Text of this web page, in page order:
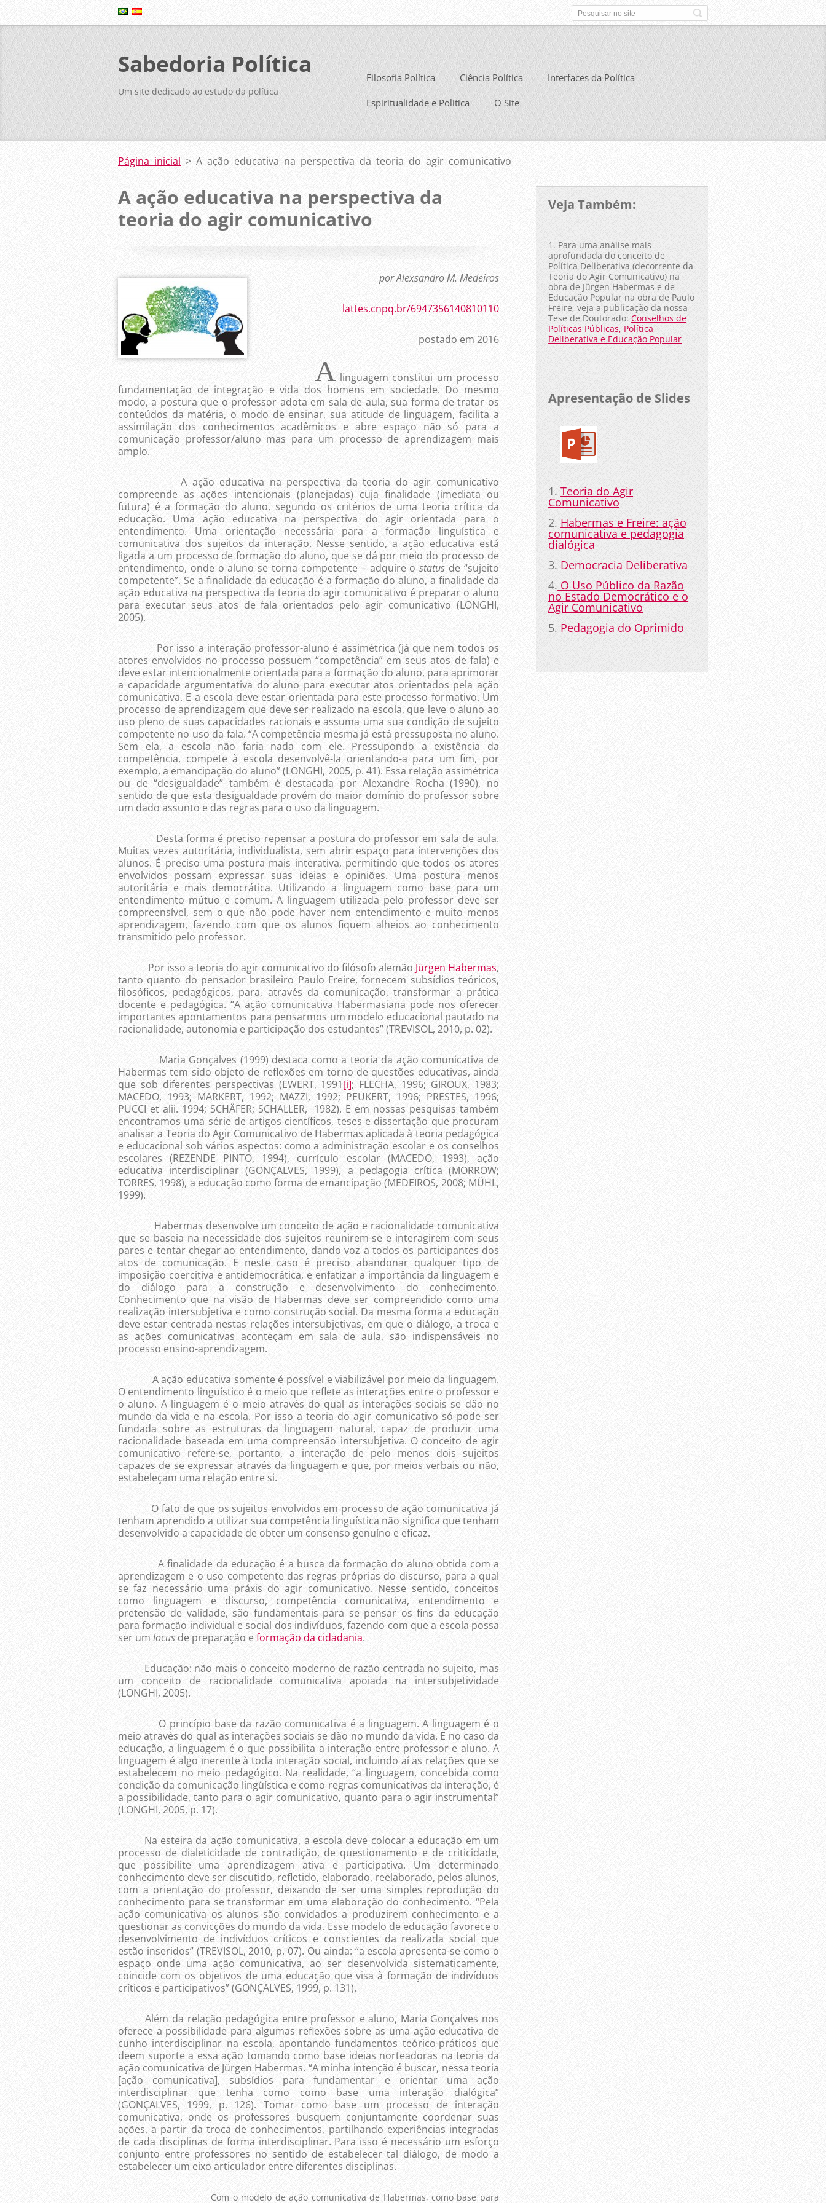
Sabedoria Política
Um site dedicado ao estudo da política
Filosofia Política Ciência Política Interfaces da Política
Espiritualidade e Política O Site
Página inicial > A ação educativa na perspectiva da teoria do agir comunicativo
A ação educativa na perspectiva da
teoria do agir comunicativo
por Alexsandro M. Medeiros
lattes.cnpq.br/6947356140810110
postado em 2016
A linguagem constitui um processo
fundamentação de integração e vida dos homens em sociedade. Do mesmo
modo, a postura que o professor adota em sala de aula, sua forma de tratar os
conteúdos da matéria, o modo de ensinar, sua atitude de linguagem, facilita a
assimilação dos conhecimentos acadêmicos e abre espaço não só para a
comunicação professor/aluno mas para um processo de aprendizagem mais
amplo.
A ação educativa na perspectiva da teoria do agir comunicativo
compreende as ações intencionais (planejadas) cuja finalidade (imediata ou
futura) é a formação do aluno, segundo os critérios de uma teoria crítica da
educação. Uma ação educativa na perspectiva do agir orientada para o
entendimento. Uma orientação necessária para a formação linguística e
comunicativa dos sujeitos da interação. Nesse sentido, a ação educativa está
ligada a um processo de formação do aluno, que se dá por meio do processo de
entendimento, onde o aluno se torna competente – adquire ostatus de “sujeito
competente”. Se a finalidade da educação é a formação do aluno, a finalidade da
ação educativa na perspectiva da teoria do agir comunicativo é preparar o aluno
para executar seus atos de fala orientados pelo agir comunicativo (LONGHI,
2005).
Por isso a interação professor-aluno é assimétrica (já que nem todos os
atores envolvidos no processo possuem “competência” em seus atos de fala) e
deve estar intencionalmente orientada para a formação do aluno, para aprimorar
a capacidade argumentativa do aluno para executar atos orientados pela ação
comunicativa. E a escola deve estar orientada para este processo formativo. Um
processo de aprendizagem que deve ser realizado na escola, que leve o aluno ao
uso pleno de suas capacidades racionais e assuma uma sua condição de sujeito
competente no uso da fala. “A competência mesma já está pressuposta no aluno.
Sem ela, a escola não faria nada com ele. Pressupondo a existência da
competência, compete à escola desenvolvê-la orientando-a para um fim, por
exemplo, a emancipação do aluno” (LONGHI, 2005, p. 41). Essa relação assimétrica
ou de “desigualdade” também é destacada por Alexandre Rocha (1990), no
sentido de que esta desigualdade provém do maior domínio do professor sobre
um dado assunto e das regras para o uso da linguagem.
Desta forma é preciso repensar a postura do professor em sala de aula.
Muitas vezes autoritária, individualista, sem abrir espaço para intervenções dos
alunos. É preciso uma postura mais interativa, permitindo que todos os atores
envolvidos possam expressar suas ideias e opiniões. Uma postura menos
autoritária e mais democrática. Utilizando a linguagem como base para um
entendimento mútuo e comum. A linguagem utilizada pelo professor deve ser
compreensível, sem o que não pode haver nem entendimento e muito menos
aprendizagem, fazendo com que os alunos fiquem alheios ao conhecimento
transmitido pelo professor.
Por isso a teoria do agir comunicativo do filósofo alemão Jürgen Habermas,
tanto quanto do pensador brasileiro Paulo Freire, fornecem subsídios teóricos,
filosóficos, pedagógicos, para, através da comunicação, transformar a prática
docente e pedagógica. “A ação comunicativa Habermasiana pode nos oferecer
importantes apontamentos para pensarmos um modelo educacional pautado na
racionalidade, autonomia e participação dos estudantes” (TREVISOL, 2010, p. 02).
Maria Gonçalves (1999) destaca como a teoria da ação comunicativa de
Habermas tem sido objeto de reflexões em torno de questões educativas, ainda
que sob diferentes perspectivas (EWERT, 1991[i]; FLECHA, 1996; GIROUX, 1983;
MACEDO, 1993; MARKERT, 1992; MAZZI, 1992; PEUKERT, 1996; PRESTES, 1996;
PUCCI et alii. 1994; SCHÄFER; SCHALLER, 1982). E em nossas pesquisas também
encontramos uma série de artigos científicos, teses e dissertação que procuram
analisar a Teoria do Agir Comunicativo de Habermas aplicada à teoria pedagógica
e educacional sob vários aspectos: como a administração escolar e os conselhos
escolares (REZENDE PINTO, 1994), currículo escolar (MACEDO, 1993), ação
educativa interdisciplinar (GONÇALVES, 1999), a pedagogia crítica (MORROW;
TORRES, 1998), a educação como forma de emancipação (MEDEIROS, 2008; MÜHL,
1999).
Habermas desenvolve um conceito de ação e racionalidade comunicativa
que se baseia na necessidade dos sujeitos reunirem-se e interagirem com seus
pares e tentar chegar ao entendimento, dando voz a todos os participantes dos
atos de comunicação. E neste caso é preciso abandonar qualquer tipo de
imposição coercitiva e antidemocrática, e enfatizar a importância da linguagem e
do diálogo para a construção e desenvolvimento do conhecimento.
Conhecimento que na visão de Habermas deve ser compreendido como uma
realização intersubjetiva e como construção social. Da mesma forma a educação
deve estar centrada nestas relações intersubjetivas, em que o diálogo, a troca e
as ações comunicativas aconteçam em sala de aula, são indispensáveis no
processo ensino-aprendizagem.
A ação educativa somente é possível e viabilizável por meio da linguagem.
O entendimento linguístico é o meio que reflete as interações entre o professor e
o aluno. A linguagem é o meio através do qual as interações sociais se dão no
mundo da vida e na escola. Por isso a teoria do agir comunicativo só pode ser
fundada sobre as estruturas da linguagem natural, capaz de produzir uma
racionalidade baseada em uma compreensão intersubjetiva. O conceito de agir
comunicativo refere-se, portanto, a interação de pelo menos dois sujeitos
capazes de se expressar através da linguagem e que, por meios verbais ou não,
estabeleçam uma relação entre si.
O fato de que os sujeitos envolvidos em processo de ação comunicativa já
tenham aprendido a utilizar sua competência linguística não significa que tenham
desenvolvido a capacidade de obter um consenso genuíno e eficaz.
A finalidade da educação é a busca da formação do aluno obtida com a
aprendizagem e o uso competente das regras próprias do discurso, para a qual
se faz necessário uma práxis do agir comunicativo. Nesse sentido, conceitos
como linguagem e discurso, competência comunicativa, entendimento e
pretensão de validade, são fundamentais para se pensar os fins da educação
para formação individual e social dos indivíduos, fazendo com que a escola possa
ser um locusde preparação e formação da cidadania.
Educação: não mais o conceito moderno de razão centrada no sujeito, mas
um conceito de racionalidade comunicativa apoiada na intersubjetividade
(LONGHI, 2005).
O princípio base da razão comunicativa é a linguagem. A linguagem é o
meio através do qual as interações sociais se dão no mundo da vida. E no caso da
educação, a linguagem é o que possibilita a interação entre professor e aluno. A
linguagem é algo inerente à toda interação social, incluindo aí as relações que se
estabelecem no meio pedagógico. Na realidade, “a linguagem, concebida como
condição da comunicação lingüística e como regras comunicativas da interação, é
a possibilidade, tanto para o agir comunicativo, quanto para o agir instrumental”
(LONGHI, 2005, p. 17).
Na esteira da ação comunicativa, a escola deve colocar a educação em um
processo de dialeticidade de contradição, de questionamento e de criticidade,
que possibilite uma aprendizagem ativa e participativa. Um determinado
conhecimento deve ser discutido, refletido, elaborado, reelaborado, pelos alunos,
com a orientação do professor, deixando de ser uma simples reprodução do
conhecimento para se transformar em uma elaboração do conhecimento. “Pela
ação comunicativa os alunos são convidados a produzirem conhecimento e a
questionar as convicções do mundo da vida. Esse modelo de educação favorece o
desenvolvimento de indivíduos críticos e conscientes da realizada social que
estão inseridos” (TREVISOL, 2010, p. 07). Ou ainda: “a escola apresenta-se como o
espaço onde uma ação comunicativa, ao ser desenvolvida sistematicamente,
coincide com os objetivos de uma educação que visa à formação de indivíduos
críticos e participativos” (GONÇALVES, 1999, p. 131).
Além da relação pedagógica entre professor e aluno, Maria Gonçalves nos
oferece a possibilidade para algumas reflexões sobre as uma ação educativa de
cunho interdisciplinar na escola, apontando fundamentos teórico-práticos que
deem suporte a essa ação tomando como base ideias norteadoras na teoria da
ação comunicativa de Jürgen Habermas. “A minha intenção é buscar, nessa teoria
[ação comunicativa], subsídios para fundamentar e orientar uma ação
interdisciplinar que tenha como como base uma interação dialógica”
(GONÇALVES, 1999, p. 126). Tomar como base um processo de interação
comunicativa, onde os professores busquem conjuntamente coordenar suas
ações, a partir da troca de conhecimentos, partilhando experiências integradas
de cada disciplinas de forma interdisciplinar. Para isso é necessário um esforço
conjunto entre professores no sentido de estabelecer tal diálogo, de modo a
estabelecer um eixo articulador entre diferentes disciplinas.
Com o modelo de ação comunicativa de Habermas, como base para
Veja Também:
1. Para uma análise mais
aprofundada do conceito de
Política Deliberativa (decorrente da
Teoria do Agir Comunicativo) na
obra de Jürgen Habermas e de
Educação Popular na obra de Paulo
Freire, veja a publicação da nossa
Tese de Doutorado:Conselhos de
Políticas Públicas, Política
Deliberativa e Educação Popular
Apresentação de Slides
1.Teoria do Agir
Comunicativo
2. Habermas e Freire: ação
comunicativa e pedagogia
dialógica
3. Democracia Deliberativa
4. O Uso Público da Razão
no Estado Democrático e o
Agir Comunicativo
5. Pedagogia do Oprimido